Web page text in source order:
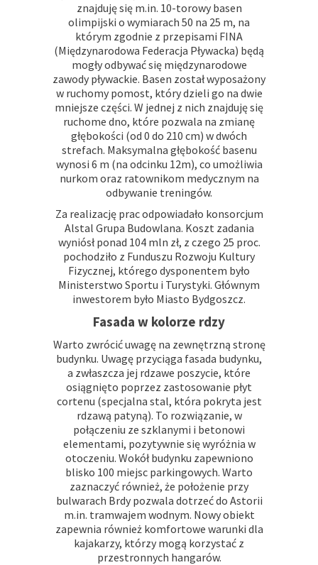
znajduję się m.in. 10-torowy basen
olimpijski o wymiarach 50 na 25 m, na
którym zgodnie z przepisami FINA
(Międzynarodowa Federacja Pływacka) będą
mogły odbywać się międzynarodowe
zawody pływackie. Basen został wyposażony
w ruchomy pomost, który dzieli go na dwie
mniejsze części. W jednej z nich znajduję się
ruchome dno, które pozwala na zmianę
głębokości (od 0 do 210 cm) w dwóch
strefach. Maksymalna głębokość basenu
wynosi 6 m (na odcinku 12m), co umożliwia
nurkom oraz ratownikom medycznym na
odbywanie treningów.
Za realizację prac odpowiadało konsorcjum
Alstal Grupa Budowlana. Koszt zadania
wyniósł ponad 104 mln zł, z czego 25 proc.
pochodziło z Funduszu Rozwoju Kultury
Fizycznej, którego dysponentem było
Ministerstwo Sportu i Turystyki. Głównym
inwestorem było Miasto Bydgoszcz.
Fasada w kolorze rdzy
Warto zwrócić uwagę na zewnętrzną stronę
budynku. Uwagę przyciąga fasada budynku,
a zwłaszcza jej rdzawe poszycie, które
osiągnięto poprzez zastosowanie płyt
cortenu (specjalna stal, która pokryta jest
rdzawą patyną). To rozwiązanie, w
połączeniu ze szklanymi i betonowi
elementami, pozytywnie się wyróżnia w
otoczeniu. Wokół budynku zapewniono
blisko 100 miejsc parkingowych. Warto
zaznaczyć również, że położenie przy
bulwarach Brdy pozwala dotrzeć do Astorii
m.in. tramwajem wodnym. Nowy obiekt
zapewnia również komfortowe warunki dla
kajakarzy, którzy mogą korzystać z
przestronnych hangarów.